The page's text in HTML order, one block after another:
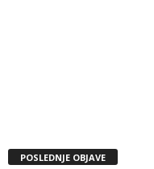
POSLEDNJE OBJAVE